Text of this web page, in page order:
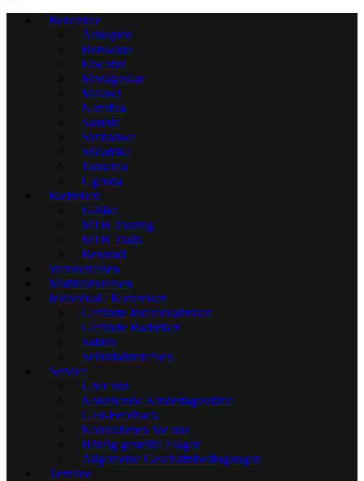
Reiseziele
Äthiopien
Botswana
Eswatini
Madagaskar
Malawi
Namibia
Sambia
Simbabwe
Südafrika
Tansania
Uganda
Radreisen
E-Bike
MTB Touring
MTB Trails
Rennrad
Wanderreisen
Multiaktivreisen
Individual / Kurzreisen
Geführte Individualreisen
Geführte Radreisen
Safaris
Selbstfahrerreisen
Service
Über uns
Noluthando Kindertagesstätte
Gast-Feedback
Kontaktieren Sie uns
Häufig gestellte Fragen
Allgemeine Geschäftsbedingungen
Termine